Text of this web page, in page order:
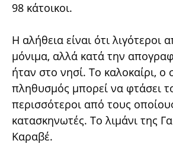
98 κάτοικοι.
Η αλήθεια είναι ότι λιγότεροι
μόνιμα, αλλά κατά την
ήταν στο νησί. Το καλοκαίρι, ο
πληθυσμός μπορεί να φτάσει
περισσότεροι από τους
κατασκηνωτές. Το λιμάνι της
Καραβέ.